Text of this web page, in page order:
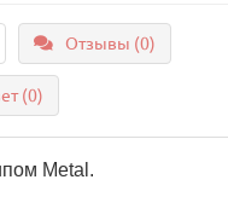
Отзывы (0)
(0)
Metal.